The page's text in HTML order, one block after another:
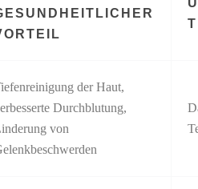
der Haut,
Durchblutung,
von